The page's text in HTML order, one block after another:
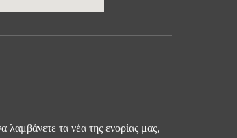
λαμβάνετε τα νέα της ενορίας μας,